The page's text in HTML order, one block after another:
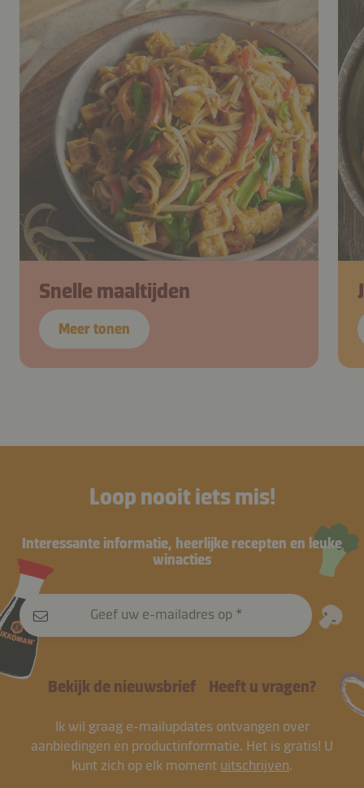
Snelle maaltijden
Meer tonen
Loop nooit iets mis!
Interessante informatie, heerlijke recepten en leuke
winacties
Geef uw e-mailadres op
Bekijk de nieuwsbrief Heeft u vragen?
Ik wil graag e-mailupdates ontvangen over
aanbiedingen en productinformatie. Het is gratis! U
kunt zich op elk moment uitschrijven.